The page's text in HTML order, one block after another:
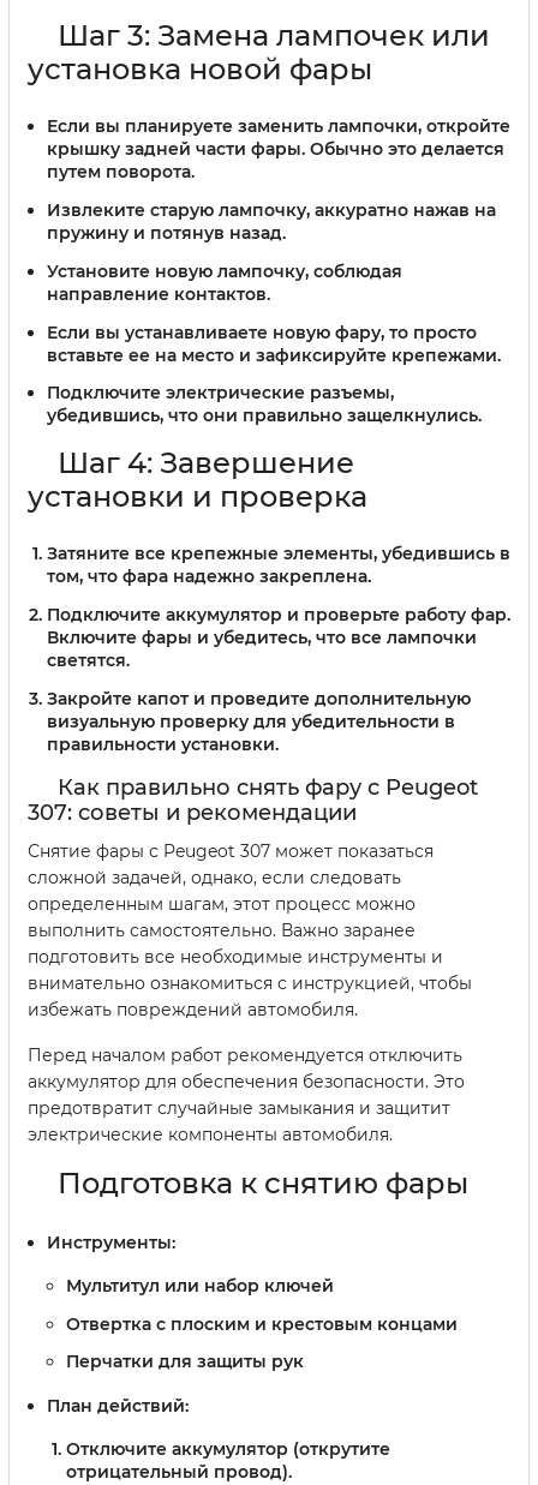
Шаг 3: Замена лампочек или
установка новой фары
Если вы планируете заменить лампочки, откройте
крышку задней части фары. Обычно это делается
путем поворота.
Извлеките старую лампочку, аккуратно нажав на
пружину и потянув назад.
Установите новую лампочку, соблюдая
направление контактов.
Если вы устанавливаете новую фару, то просто
вставьте ее на место и зафиксируйте крепежами.
Подключите электрические разъемы,
убедившись, что они правильно защелкнулись.
Шаг 4: Завершение
установки и проверка
Затяните все крепежные элементы, убедившись в
том, что фара надежно закреплена.
Подключите аккумулятор и проверьте работу фар.
Включите фары и убедитесь, что все лампочки
светятся.
Закройте капот и проведите дополнительную
визуальную проверку для убедительности в
правильности установки.
Как правильно снять фару с Peugeot
307: советы и рекомендации
Снятие фары с Peugeot 307 может показаться
сложной задачей, однако, если следовать
определенным шагам, этот процесс можно
выполнить самостоятельно. Важно заранее
подготовить все необходимые инструменты и
внимательно ознакомиться с инструкцией, чтобы
избежать повреждений автомобиля.
Перед началом работ рекомендуется отключить
аккумулятор для обеспечения безопасности. Это
предотвратит случайные замыкания и защитит
электрические компоненты автомобиля.
Подготовка к снятию фары
Инструменты:
Мультитул или набор ключей
Отвертка с плоским и крестовым концами
Перчатки для защиты рук
План действий:
Отключите аккумулятор (открутите
отрицательный провод).